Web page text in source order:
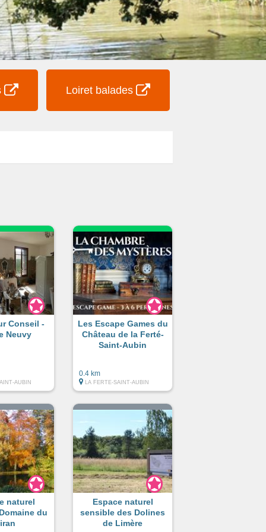
Loiret balades
Conseil -
Neuvy
AUBIN
Les Escape Games du
Château de la Ferté-
Saint-Aubin
0.4 km
LA FERTE-SAINT-AUBIN
naturel
du
Espace naturel
sensible des Dolines
de Limère